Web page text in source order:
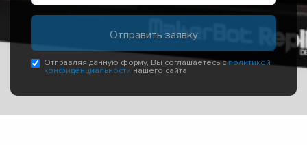
Отправляя данную форму, Вы соглашаетесь сполитикой
конфиденциальности нашего сайта